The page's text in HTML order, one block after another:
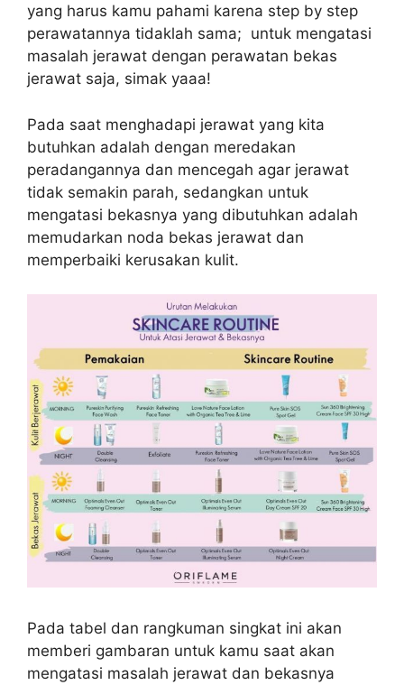
yang harus kamu pahami karena step by step
perawatannya tidaklah sama; untuk mengatasi
masalah jerawat dengan perawatan bekas
jerawat saja, simak yaaa!
Pada saat menghadapi jerawat yang kita
butuhkan adalah dengan meredakan
peradangannya dan mencegah agar jerawat
tidak semakin parah, sedangkan untuk
mengatasi bekasnya yang dibutuhkan adalah
memudarkan noda bekas jerawat dan
memperbaiki kerusakan kulit.
Pada tabel dan rangkuman singkat ini akan
memberi gambaran untuk kamu saat akan
mengatasi masalah jerawat dan bekasnya